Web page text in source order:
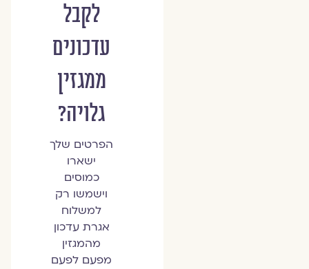
לקבל
עדכונים
ממגזין
גלויה?
הפרטים שלך
ישארו
כמוסים
וישמשו רק
למשלוח
אגרת עדכון
מהמגזין
מפעם לפעם